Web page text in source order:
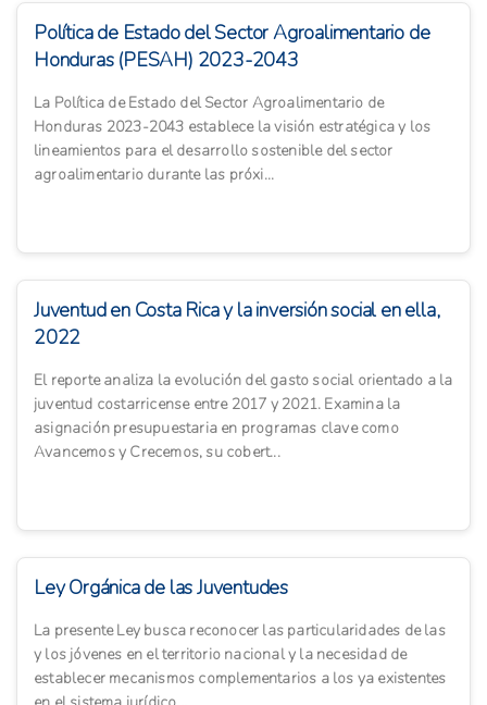
Política de Estado del Sector Agroalimentario de
Honduras (PESAH) 2023-2043
La Política de Estado del Sector Agroalimentario de
Honduras 2023-2043 establece la visión estratégica y los
lineamientos para el desarrollo sostenible del sector
agroalimentario durante las próxi...
Juventud en Costa Rica y la inversión social en ella,
2022
El reporte analiza la evolución del gasto social orientado a la
juventud costarricense entre 2017 y 2021. Examina la
asignación presupuestaria en programas clave como
Avancemos y Crecemos, su cobert...
Ley Orgánica de las Juventudes
La presente Ley busca reconocer las particularidades de las
y los jóvenes en el territorio nacional y la necesidad de
establecer mecanismos complementarios a los ya existentes